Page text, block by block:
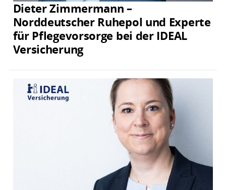
Dieter Zimmermann –
Norddeutscher Ruhepol und Experte
für Pflegevorsorge bei der IDEAL
Versicherung